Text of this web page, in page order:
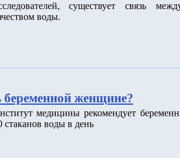
существует связь
воды.
женщине?
медицины рекомендует
стаканов воды в день